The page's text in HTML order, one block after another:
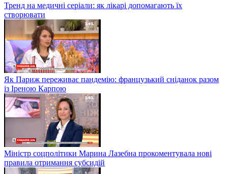
Тренд на медичні серіали: як лікарі допомагають їх
створювати
Як Париж переживає пандемію: французький сніданок разом
із Іреною Карпою
Міністр соцполітики Марина Лазебна прокоментувала нові
правила отримання субсидій